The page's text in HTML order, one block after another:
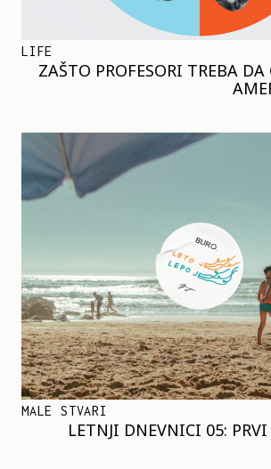
LIFE
ZAŠTO PROFESORI TREBA DA
MALE STVARI
LETNJI DNEVNICI 05: